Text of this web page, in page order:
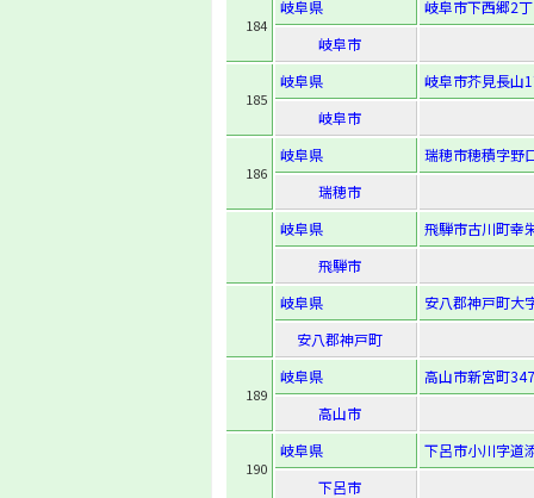
184
岐阜県
岐阜市下西郷2
岐阜市
185
岐阜県
岐阜市芥見長山
岐阜市
186
岐阜県
瑞穂市穂積字野
瑞穂市
岐阜県
飛騨市古川町幸
飛騨市
岐阜県
安八郡神戸町大
安八郡神戸町
189
岐阜県
高山市新宮町
高山市
190
岐阜県
下呂市小川字道
下呂市